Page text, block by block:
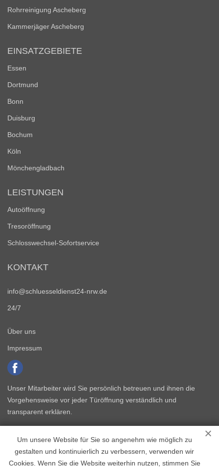
Um unsere Website für Sie so angenehm wie möglich zu
gestalten und kontinuierlich zu verbessern, verwenden wir
Cookies. Wenn Sie die Website weiterhin nutzen, stimmen Sie
Rohrreinigung Ascheberg
Kammerjäger Ascheberg
EINSATZGEBIETE
Essen
Dortmund
Bonn
Duisburg
Bochum
Köln
Mönchengladbach
LEISTUNGEN
Autoöffnung
Tresoröffnung
Schlosswechsel-Sofortservice
KONTAKT
info@schluesseldienst24-nrw.de
24/7
Über uns
Impressum
Unser Mitarbeiter wird Sie persönlich betreuen und ihnen die
Vorgehensweise vor jeder Türöffnung verständlich und
transparent erklären.